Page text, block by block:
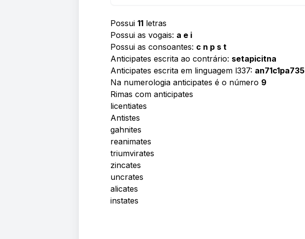
Possui 11 letras
Possui as vogais: a e i
Possui as consoantes: c n p s t
Anticipates escrita ao contrário: setapicitna
Anticipates escrita em linguagem l337: an71c1pa735
Na numerologia anticipates é o número 9
Rimas com anticipates
licentiates
Antistes
gahnites
reanimates
triumvirates
zincates
uncrates
alicates
instates